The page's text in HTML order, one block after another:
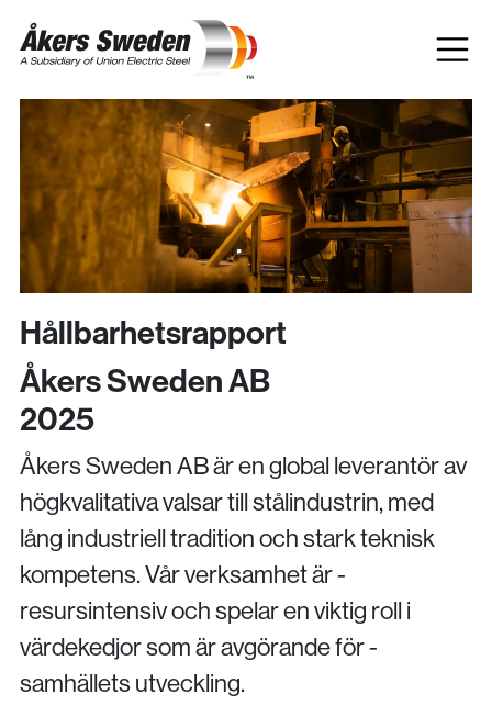
Hållbarhetsrapport
Åkers Sweden AB
2025
Åkers Sweden AB är en global leverantör av
högkvalitativa valsar till ­stålindustrin, med
lång industriell tradition och stark teknisk
kompetens. Vår verksamhet är ­
resursintensiv och spelar en viktig roll i
värdekedjor som är avgörande för ­
samhällets utveckling.